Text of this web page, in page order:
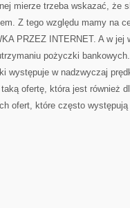
mierze trzeba wskazać, że
Z tego względu mamy na
PRZEZ INTERNET. A w jej
pożyczki
występuje w nadzwyczaj
ofertę, która jest również
ofert, które często